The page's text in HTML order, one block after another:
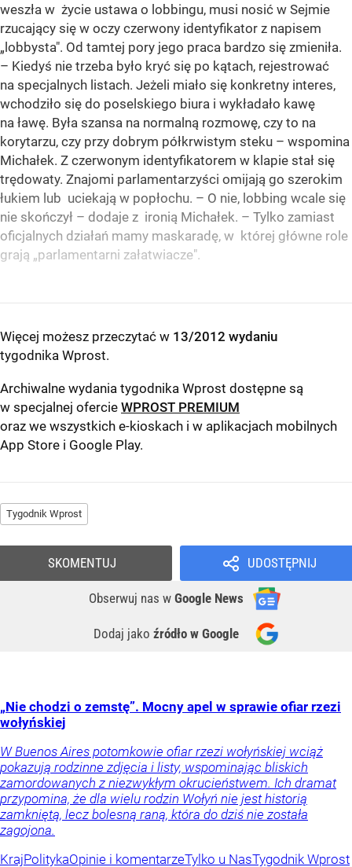
weszła w życie ustawa o lobbingu, musi nosić w Sejmie
rzucający się w oczy czerwony identyfikator z napisem
„lobbysta". Od tamtej pory jego praca bardzo się zmieniła.
– Kiedyś nie trzeba było kryć się po kątach, rejestrować
na specjalnych listach. Jeżeli miało się konkretny interes,
wchodziło się do poselskiego biura i wykładało kawę
na ławę. Była szansa na normalną rozmowę, czy to na
korytarzu, czy przy dobrym półkrwistym steku – wspomina
Michałek. Z czerwonym identyfikatorem w klapie stał się
trędowaty. Znajomi parlamentarzyści omijają go szerokim
łukiem lub uciekają w popłochu. – O nie, lobbing wcale się
nie skończył – dodaje z ironią Michałek. – Tylko zamiast
oficjalnych działań mamy maskaradę, w której główne role
grają „parlamentarni załatwiacze".
Więcej możesz przeczytać w 13/2012 wydaniu
tygodnika Wprost.
Archiwalne wydania tygodnika Wprost dostępne są
w specjalnej ofercie WPROST PREMIUM
oraz we wszystkich e-kioskach i w aplikacjach mobilnych
App Store i Google Play.
Tygodnik Wprost
UDOSTĘPNIJ
Obserwuj nas w Google News
Dodaj jako źródło w Google
SKOMENTUJ
„Nie chodzi o zemstę”. Mocny apel w sprawie ofiar rzezi
wołyńskiej
W Buenos Aires potomkowie ofiar rzezi wołyńskiej wciąż
pokazują rodzinne zdjęcia i listy, wspominając bliskich
zamordowanych z niezwykłym okrucieństwem. Ich dramat
przypomina, że dla wielu rodzin Wołyń nie jest historią
zamkniętą, lecz bolesną raną, która do dziś nie została
zagojona.
KrajPolitykaOpinie i komentarzeTylko u NasTygodnik Wprost